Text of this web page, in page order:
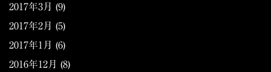
2017年3月 (9)
2017年2月 (5)
2017年1月 (6)
2016年12月 (8)